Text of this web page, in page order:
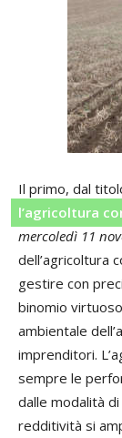
Il primo, dal
l’agricoltura
mercoledì 11
dell’agricoltura
gestire con
binomio
ambientale
imprenditori.
sempre le
dalle modalità
redditività si